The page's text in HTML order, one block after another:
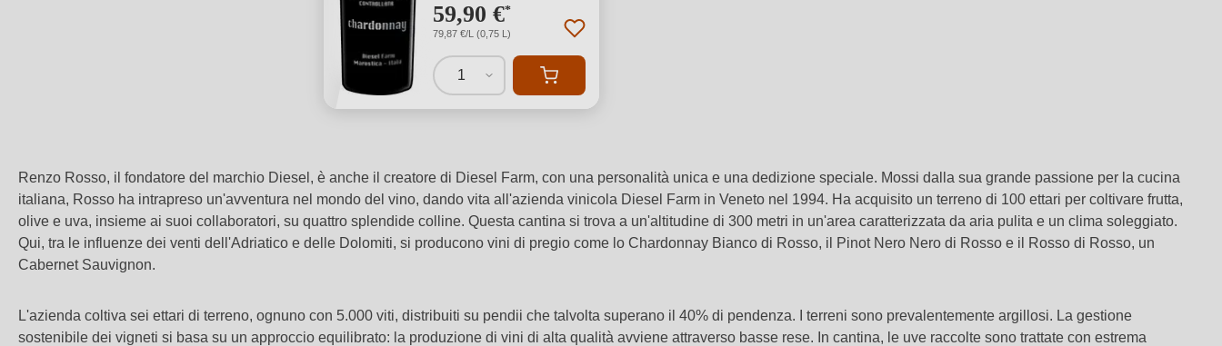
59,90 €*
79,87 €/L (0,75 L)
1
Renzo Rosso, il fondatore del marchio Diesel, è anche il creatore di Diesel Farm, con una personalità unica e una dedizione speciale. Mossi dalla sua grande passione per la cucina
italiana, Rosso ha intrapreso un'avventura nel mondo del vino, dando vita all'azienda vinicola Diesel Farm in Veneto nel 1994. Ha acquisito un terreno di 100 ettari per coltivare frutta,
olive e uva, insieme ai suoi collaboratori, su quattro splendide colline. Questa cantina si trova a un'altitudine di 300 metri in un'area caratterizzata da aria pulita e un clima soleggiato.
Qui, tra le influenze dei venti dell'Adriatico e delle Dolomiti, si producono vini di pregio come lo Chardonnay Bianco di Rosso, il Pinot Nero Nero di Rosso e il Rosso di Rosso, un
Cabernet Sauvignon.
L'azienda coltiva sei ettari di terreno, ognuno con 5.000 viti, distribuiti su pendii che talvolta superano il 40% di pendenza. I terreni sono prevalentemente argillosi. La gestione
sostenibile dei vigneti si basa su un approccio equilibrato: la produzione di vini di alta qualità avviene attraverso basse rese. In cantina, le uve raccolte sono trattate con estrema